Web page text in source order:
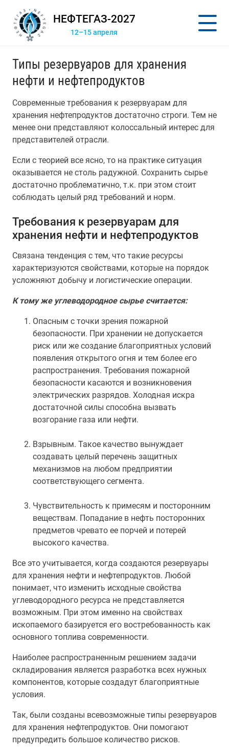
НЕФТЕГАЗ-2027
12–15 апреля
Типы резервуаров для хранения
нефти и нефтепродуктов
Современные требования к резервуарам для
хранения нефтепродуктов достаточно строги. Тем не
менее они представляют колоссальный интерес для
представителей отрасли.
Если с теорией все ясно, то на практике ситуация
оказывается не столь радужной. Сохранить сырье
достаточно проблематично, т.к. при этом стоит
соблюдать целый ряд требований и норм.
Требования к резервуарам для
хранения нефти и нефтепродуктов
Связана тенденция с тем, что такие ресурсы
характеризуются свойствами, которые на порядок
усложняют добычу и логистические операции.
К тому же углеводородное сырье считается:
Опасным с точки зрения пожарной
безопасности. При хранении не допускается
риск или же создание благоприятных условий
появления открытого огня и тем более его
распространения. Требования пожарной
безопасности касаются и возникновения
электрических разрядов. Холодная искра
достаточной силы способна вызвать
возгорание газа или нефти.
Взрывным. Такое качество вынуждает
создавать целый перечень защитных
механизмов на любом предприятии
соответствующего сегмента.
Чувствительность к примесям и посторонним
веществам. Попадание в нефть посторонних
предметов чревато ее порчей и потерей
высокого качества.
Все это учитывается, когда создаются резервуары
для хранения нефти и нефтепродуктов. Любой
понимает, что изменить исходные свойства
углеводородного ресурса не представляется
возможным. При этом именно на свойствах
ископаемого базируется его востребованность как
основного топлива современности.
Наиболее распространенным решением задачи
складирования является разработка всех нужных
компонентов, которые создадут благоприятные
условия.
Так, были созданы всевозможные типы резервуаров
для хранения нефтепродуктов. Они помогают
предупредить большое количество рисков.